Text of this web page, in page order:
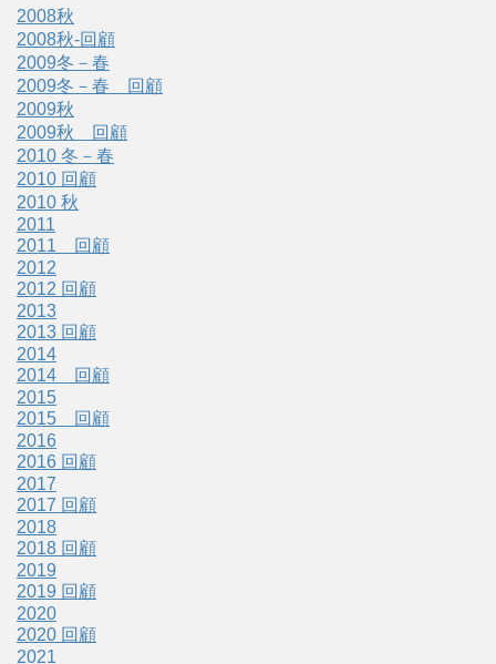
2008秋
2008秋-回顧
2009冬－春
2009冬－春 回顧
2009秋
2009秋 回顧
2010 冬－春
2010 回顧
2010 秋
2011
2011 回顧
2012
2012 回顧
2013
2013 回顧
2014
2014 回顧
2015
2015 回顧
2016
2016 回顧
2017
2017 回顧
2018
2018 回顧
2019
2019 回顧
2020
2020 回顧
2021